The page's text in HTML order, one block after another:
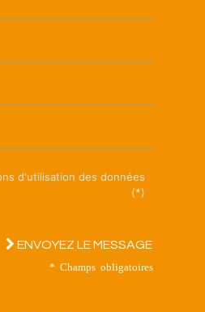
d'utilisation des données
(*)
ENVOYEZ LE MESSAGE
* Champs obligatoires